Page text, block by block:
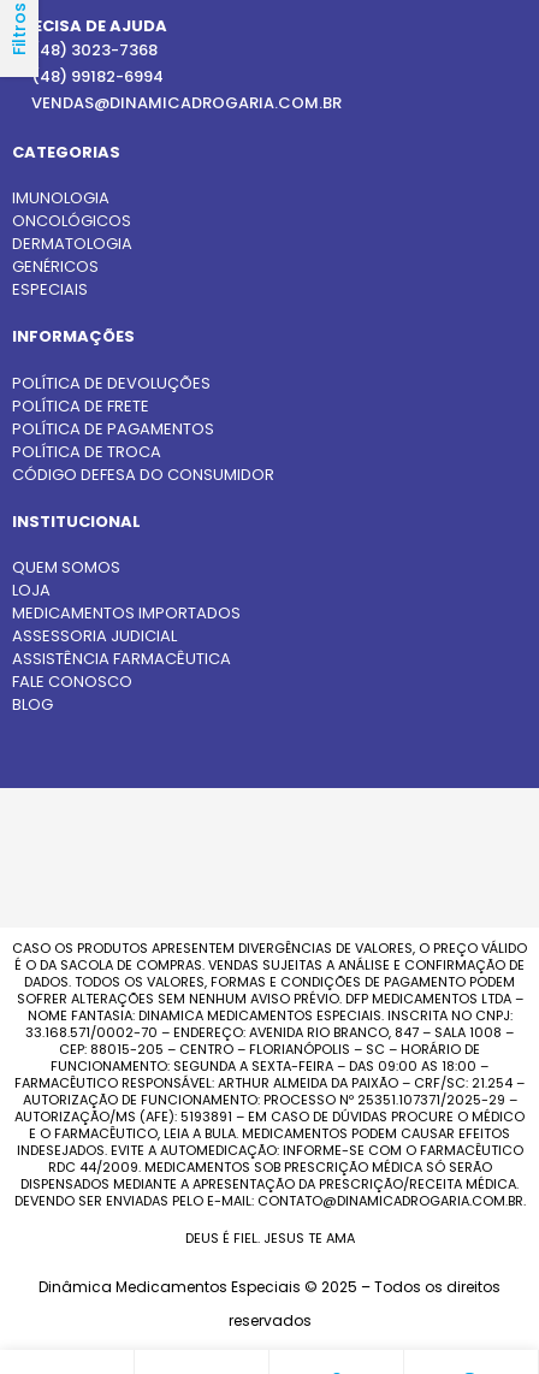
Filtros
PRECISA DE AJUDA
(48) 3023-7368
(48) 99182-6994
VENDAS@DINAMICADROGARIA.COM.BR
CATEGORIAS
IMUNOLOGIA
ONCOLÓGICOS
DERMATOLOGIA
GENÉRICOS
ESPECIAIS
INFORMAÇÕES
POLÍTICA DE DEVOLUÇÕES
POLÍTICA DE FRETE
POLÍTICA DE PAGAMENTOS
POLÍTICA DE TROCA
CÓDIGO DEFESA DO CONSUMIDOR
INSTITUCIONAL
QUEM SOMOS
LOJA
MEDICAMENTOS IMPORTADOS
ASSESSORIA JUDICIAL
ASSISTÊNCIA FARMACÊUTICA
FALE CONOSCO
BLOG
CASO OS PRODUTOS APRESENTEM DIVERGÊNCIAS DE VALORES, O PREÇO VÁLIDO
É O DA SACOLA DE COMPRAS. VENDAS SUJEITAS A ANÁLISE E CONFIRMAÇÃO DE
DADOS. TODOS OS VALORES, FORMAS E CONDIÇÕES DE PAGAMENTO PODEM
SOFRER ALTERAÇÕES SEM NENHUM AVISO PRÉVIO. DFP MEDICAMENTOS LTDA –
NOME FANTASIA: DINAMICA MEDICAMENTOS ESPECIAIS. INSCRITA NO CNPJ:
33.168.571/0002-70 – ENDEREÇO: AVENIDA RIO BRANCO, 847 – SALA 1008 –
CEP: 88015-205 – CENTRO – FLORIANÓPOLIS – SC – HORÁRIO DE
FUNCIONAMENTO: SEGUNDA A SEXTA-FEIRA – DAS 09:00 AS 18:00 –
FARMACÊUTICO RESPONSÁVEL: ARTHUR ALMEIDA DA PAIXÃO – CRF/SC: 21.254 –
AUTORIZAÇÃO DE FUNCIONAMENTO: PROCESSO Nº 25351.107371/2025-29 –
AUTORIZAÇÃO/MS (AFE): 5193891 – EM CASO DE DÚVIDAS PROCURE O MÉDICO
E O FARMACÊUTICO, LEIA A BULA. MEDICAMENTOS PODEM CAUSAR EFEITOS
INDESEJADOS. EVITE A AUTOMEDICAÇÃO: INFORME-SE COM O FARMACÊUTICO
RDC 44/2009. MEDICAMENTOS SOB PRESCRIÇÃO MÉDICA SÓ SERÃO
DISPENSADOS MEDIANTE A APRESENTAÇÃO DA PRESCRIÇÃO/RECEITA MÉDICA.
DEVENDO SER ENVIADAS PELO E-MAIL: CONTATO@DINAMICADROGARIA.COM.BR.
DEUS É FIEL. JESUS TE AMA
Dinâmica Medicamentos Especiais © 2025 – Todos os direitos
reservados